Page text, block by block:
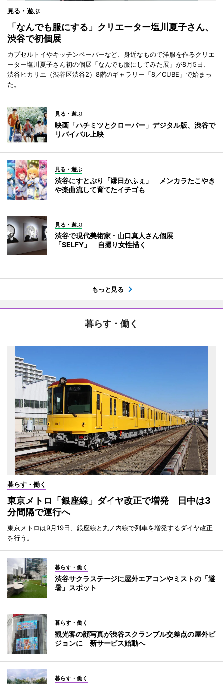
見る・遊ぶ
「なんでも服にする」クリエーター塩川夏子さん、
渋谷で初個展
カプセルトイやキッチンペーパーなど、身近なもので洋服を作るクリエ
ーター塩川夏子さん初の個展「なんでも服にしてみた展」が8月5日、
渋谷ヒカリエ（渋谷区渋谷2）8階のギャラリー「8／CUBE」で始まっ
た。
見る・遊ぶ
映画「ハチミツとクローバー」デジタル版、渋谷で
リバイバル上映
見る・遊ぶ
渋谷にすとぷり「縁日かふぇ」 メンカラたこやき
や楽曲流して育てたイチゴも
見る・遊ぶ
渋谷で現代美術家・山口真人さん個展
「SELFY」 自撮り女性描く
もっと見る
暮らす・働く
暮らす・働く
東京メトロ「銀座線」ダイヤ改正で増発 日中は3
分間隔で運行へ
東京メトロは9月19日、銀座線と丸ノ内線で列車を増発するダイヤ改正
を行う。
暮らす・働く
渋谷サクラステージに屋外エアコンやミストの「避
暑」スポット
暮らす・働く
観光客の顔写真が渋谷スクランブル交差点の屋外ビ
ジョンに 新サービス始動へ
暮らす・働く